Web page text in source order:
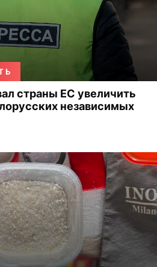
страны ЕС увеличить
независимых